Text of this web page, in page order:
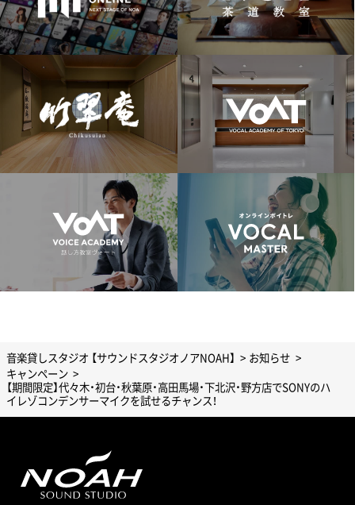
音楽貸しスタジオ 【サウンドスタジオノアNOAH】
お知らせ
キャンペーン
【期間限定】代々木・初台・秋葉原・高田馬場・下北沢・野方店でSONYのハ
イレゾコンデンサーマイクを試せるチャンス！